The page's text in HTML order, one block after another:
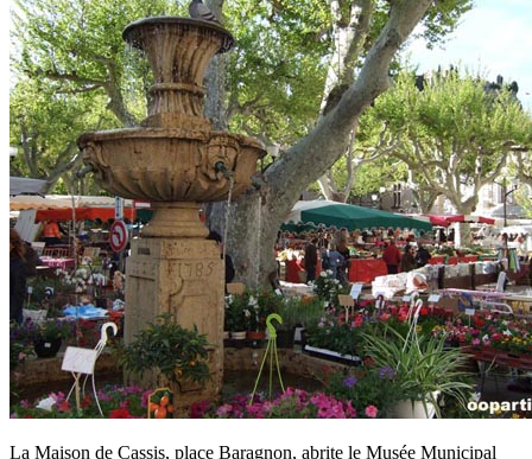
La Maison de Cassis, place Baragnon, abrite le Musée Municipal